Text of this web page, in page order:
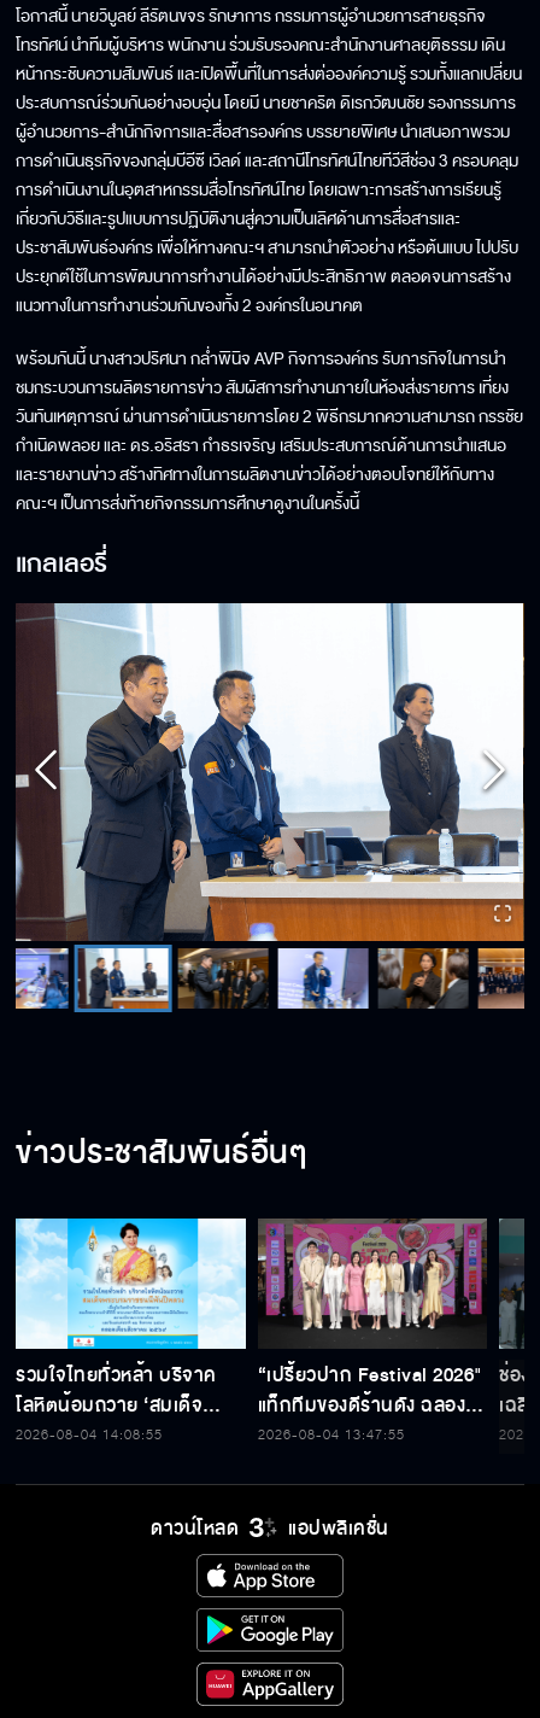
โอกาสนี้ นายวิบูลย์ ลีรัตนขจร รักษาการ กรรมการผู้อำนวยการสายธุรกิจ
โทรทัศน์ นำทีมผู้บริหาร พนักงาน ร่วมรับรองคณะสำนักงานศาลยุติธรรม เดิน
หน้ากระชับความสัมพันธ์ และเปิดพื้นที่ในการส่งต่อองค์ความรู้ รวมทั้งแลกเปลี่ยน
ประสบการณ์ร่วมกันอย่างอบอุ่น โดยมี นายชาคริต ดิเรกวัฒนชัย รองกรรมการ
ผู้อำนวยการ-สำนักกิจการและสื่อสารองค์กร บรรยายพิเศษ นำเสนอภาพรวม
การดำเนินธุรกิจของกลุ่มบีอีซี เวิลด์ และสถานีโทรทัศน์ไทยทีวีสีช่อง 3 ครอบคลุม
การดำเนินงานในอุตสาหกรรมสื่อโทรทัศน์ไทย โดยเฉพาะการสร้างการเรียนรู้
เกี่ยวกับวิธีและรูปแบบการปฏิบัติงานสู่ความเป็นเลิศด้านการสื่อสารและ
ประชาสัมพันธ์องค์กร เพื่อให้ทางคณะฯ สามารถนำตัวอย่าง หรือต้นแบบ ไปปรับ
ประยุกต์ใช้ในการพัฒนาการทำงานได้อย่างมีประสิทธิภาพ ตลอดจนการสร้าง
แนวทางในการทำงานร่วมกันของทั้ง 2 องค์กรในอนาคต
พร้อมกันนี้ นางสาวปริศนา กล่ำพินิจ AVP กิจการองค์กร รับภารกิจในการนำ
ชมกระบวนการผลิตรายการข่าว สัมผัสการทำงานภายในห้องส่งรายการ เที่ยง
วันทันเหตุการณ์ ผ่านการดำเนินรายการโดย 2 พิธีกรมากความสามารถ กรรชัย
กำเนิดพลอย และ ดร.อริสรา กำธรเจริญ เสริมประสบการณ์ด้านการนำแสนอ
และรายงานข่าว สร้างทิศทางในการผลิตงานข่าวได้อย่างตอบโจทย์ให้กับทาง
คณะฯ เป็นการส่งท้ายกิจกรรมการศึกษาดูงานในครั้งนี้
แกลเลอรี่
ข่าวประชาสัมพันธ์อื่นๆ
รวมใจไทยทั่วหล้า บริจาค
โลหิตน้อมถวาย ‘สมเด็จ
พระบรมราชชนนีพันปีหลวง’
ระลึก 80 พรรษาฯ อันทรง
2026-08-04 14:08:55
“เปรี้ยวปาก Festival 2026"
แท็กทีมของดีร้านดัง ฉลอง
ก้าวสู่ปีที่ 23
2026-08-04 13:47:55
ช่อง
เฉลิ
สมเ
พระ
ดาวน์โหลด แอปพลิเคชั่น